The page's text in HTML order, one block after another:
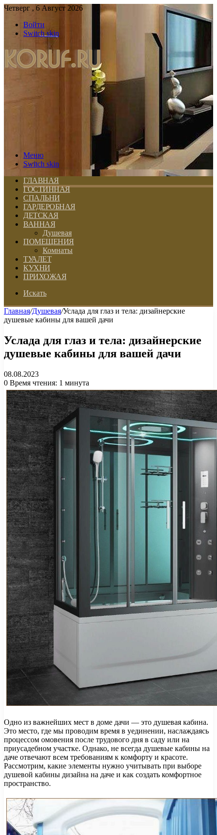
Четверг , 6 Август 2026
Войти
Switch skin
Меню
Switch skin
ГЛАВНАЯ
ГОСТИННАЯ
СПАЛЬНИ
ГАРДЕРОБНАЯ
ДЕТСКАЯ
ВАННАЯ
Душевая
ПОМЕЩЕНИЯ
Комнаты
ТУАЛЕТ
КУХНИ
ПРИХОЖАЯ
Искать
Главная/Душевая/Услада для глаз и тела: дизайнерские
душевые кабины для вашей дачи
Услада для глаз и тела: дизайнерские
душевые кабины для вашей дачи
08.08.2023
0 Время чтения: 1 минута
Одно из важнейших мест в доме дачи — это душевая кабина.
Это место, где мы проводим время в уединении, наслаждаясь
процессом омовения после трудового дня в саду или на
приусадебном участке. Однако, не всегда душевые кабины на
даче отвечают всем требованиям к комфорту и красоте.
Рассмотрим, какие элементы нужно учитывать при выборе
душевой кабины дизайна на даче и как создать комфортное
пространство.